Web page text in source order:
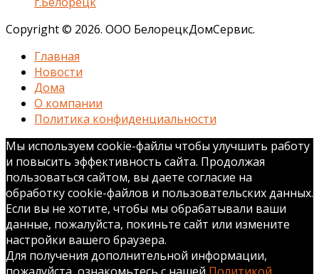
Copyright © 2026. ООО БелорецкДомСервис.
Главная
Новости
Дома
О компании
Политика конфиденциальности
Мы используем cookie-файлы чтобы улучшить работу
и повысить эффективность сайта. Продолжая
пользоваться сайтом, вы даете согласие на
обработку cookie-файлов и пользовательских данных.
Если вы не хотите, чтобы мы обрабатывали ваши
данные, пожалуйста, покиньте сайт или измените
настройки вашего браузера.
Для получения дополнительной информации,